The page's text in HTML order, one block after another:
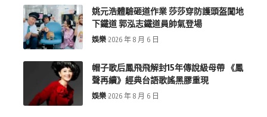
姚元浩體驗砸道作業 莎莎穿防護頭盔闖地
下鐵道 郭泓志鐵道員帥氣登場
娛樂 2026 年 8 月 6 日
帽子歌后鳳飛飛解封15年傳說級母帶 《鳳
聲再續》經典台語歌謠黑膠重現
娛樂 2026 年 8 月 6 日